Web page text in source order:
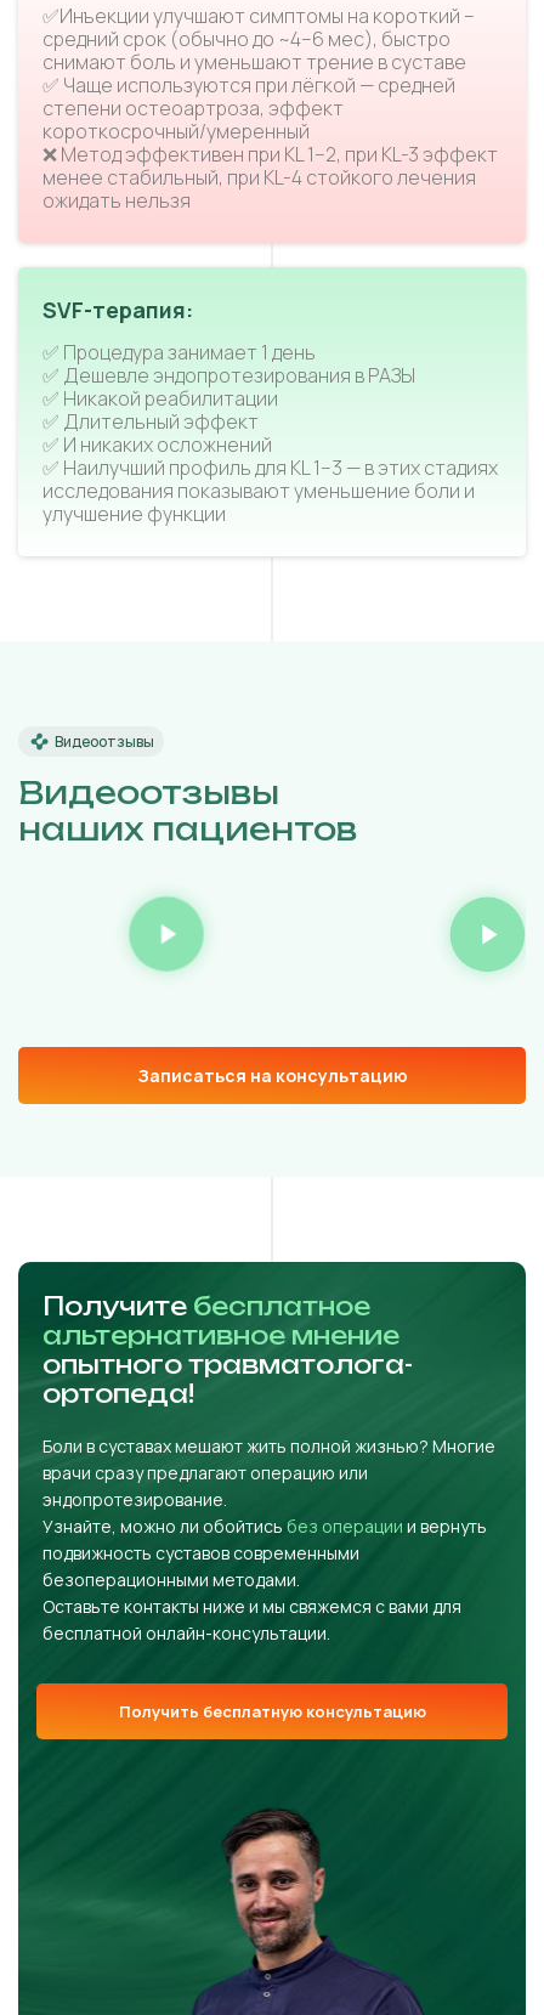
✅Инъекции улучшают симптомы на короткий –
средний срок (обычно до ~4–6 мес), быстро
снимают боль и уменьшают трение в суставе
✅ Чаще используются при лёгкой — средней
степени остеоартроза, эффект
короткосрочный/умеренный
❌ Метод эффективен при KL 1–2, при KL-3 эффект
менее стабильный, при KL-4 стойкого лечения
ожидать нельзя
SVF-терапия:
✅ Процедура занимает 1 день
✅ Дешевле эндопротезирования в РАЗЫ
✅ Никакой реабилитации
✅ Длительный эффект
✅ И никаких осложнений
✅ Наилучший профиль для KL 1–3 — в этих стадиях
исследования показывают уменьшение боли и
улучшение функции
Видеоотзывы
Видеоотзывы
наших пациентов
Записаться на консультацию
Получите бесплатное
альтернативное мнение
опытного травматолога-
ортопеда!
Боли в суставах мешают жить полной жизнью? Многие
врачи сразу предлагают операцию или
эндопротезирование.
Узнайте, можно ли обойтись без операции и вернуть
подвижность суставов современными
безоперационными методами.
Оставьте контакты ниже и мы свяжемся с вами для
бесплатной онлайн-консультации.
Получить бесплатную консультацию